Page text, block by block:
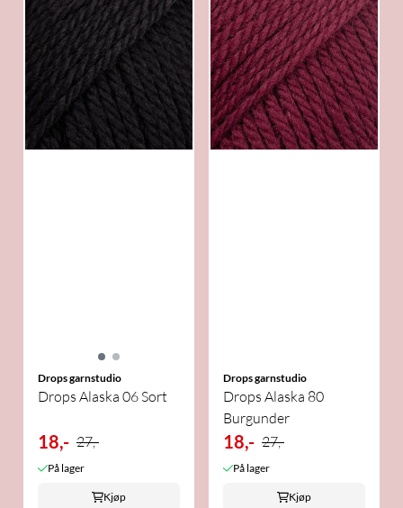
Drops garnstudio
Drops Alaska 06 Sort
18,- 27,-
På lager
Kjøp
Drops garnstudio
Drops Alaska 80
Burgunder
18,- 27,-
På lager
Kjøp